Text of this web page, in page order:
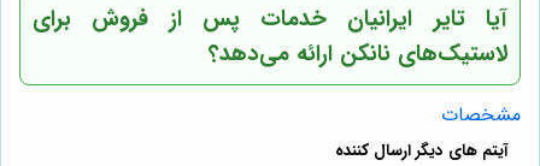
آیا تایر ایرانیان خدمات پس از فروش برای
لاستیک‌های نانکن ارائه می‌دهد؟
مشخصات